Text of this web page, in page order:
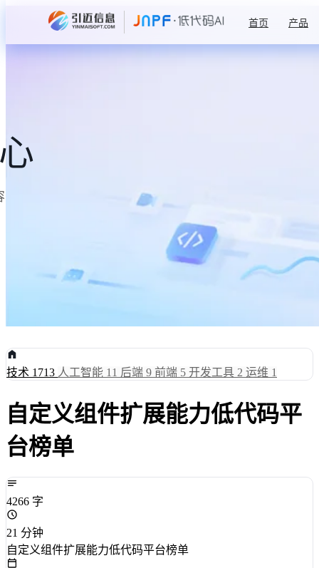
首页 产品
技术 1713 人工智能 11 后端 9 前端 5 开发工具 2 运维 1
自定义组件扩展能力低代码平
台榜单
4266 字
21 分钟
自定义组件扩展能力低代码平台榜单